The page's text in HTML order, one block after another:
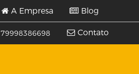
79998386698
A Empresa Blog
Contato